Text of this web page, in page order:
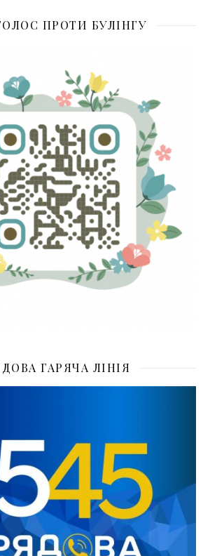
ПРОТИ БУЛІНГУ
ГАРЯЧА ЛІНІЯ